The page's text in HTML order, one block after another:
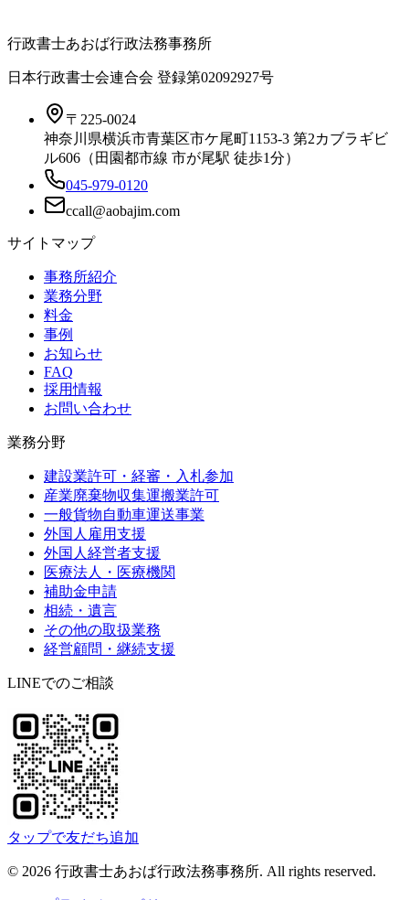
行政書士あおば行政法務事務所
日本行政書士会連合会 登録第02092927号
〒225-0024
神奈川県横浜市青葉区市ケ尾町1153-3 第2カブラギビ
ル606（田園都市線 市が尾駅 徒歩1分）
045-979-0120
サイトマップ
事務所紹介
業務分野
料金
事例
お知らせ
FAQ
採用情報
お問い合わせ
業務分野
建設業許可・経審・入札参加
産業廃棄物収集運搬業許可
一般貨物自動車運送事業
外国人雇用支援
外国人経営者支援
医療法人・医療機関
補助金申請
相続・遺言
その他の取扱業務
経営顧問・継続支援
LINEでのご相談
タップで友だち追加
© 2026 行政書士あおば行政法務事務所. All rights reserved.